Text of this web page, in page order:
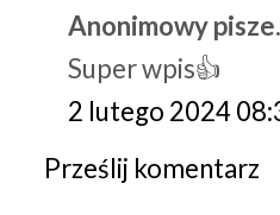
Anonimowy
Super wpis👍
2 lutego 2024
Prześlij komentarz